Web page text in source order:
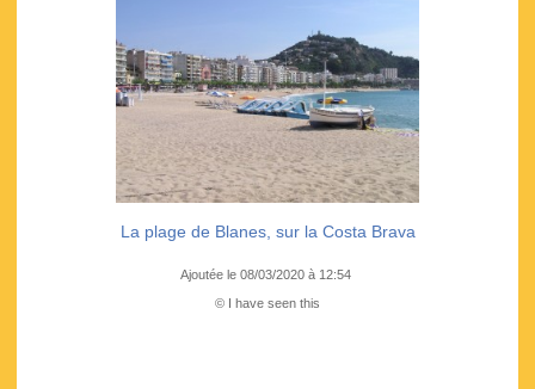
La plage de Blanes, sur la Costa Brava
Ajoutée le 08/03/2020 à 12:54
© I have seen this